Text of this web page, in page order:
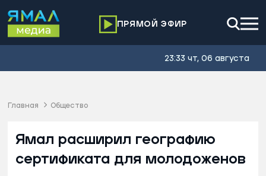
ПРЯМОЙ ЭФИР
23:33 чт, 06 августа
Главная Общество
Ямал расширил географию
сертификата для молодоженов